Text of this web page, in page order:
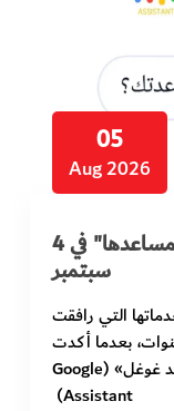
05
Aug 2026
غوغل تحكم بالإعدام على "مساعدها" في 4
سبتمبر
التي رافقت
أندرويد لما يقرب من 10 سنوات، بعدما أكدت
بدء الإيقاف النهائي لخدمة «مساعد غوغل» (Google
Assistant)